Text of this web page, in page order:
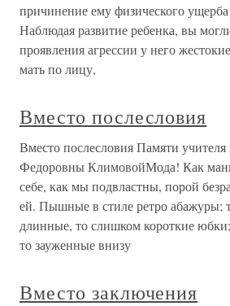
причинение ему физического
Наблюдая развитие ребенка, вы
проявления агрессии у него
мать по лицу,
Вместо послесловия
Вместо послесловия Памяти учителя
Федоровны КлимовойМода! Как
себе, как мы подвластны, порой
ей. Пышные в стиле ретро абажуры;
длинные, то слишком короткие
то зауженные внизу
Вместо заключения